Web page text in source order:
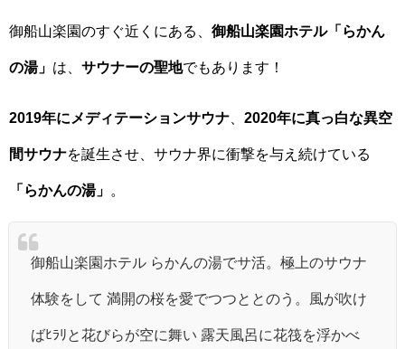
御船山楽園のすぐ近くにある、 御船山楽園ホテル「らかん
の湯」 は、 サウナーの聖地でもあります！
2019年にメディテーションサウナ 2020年に真っ白な異空
間サウナを誕生させ、サウナ界に衝撃を与え続けている
「らかんの湯」 。
御船山楽園ホテル らかんの湯でサ活。極上のサウナ
体験をして 満開の桜を愛でつつととのう。風が吹け
ばﾋﾗﾘと花びらが空に舞い 露天風呂に花筏を浮かべ